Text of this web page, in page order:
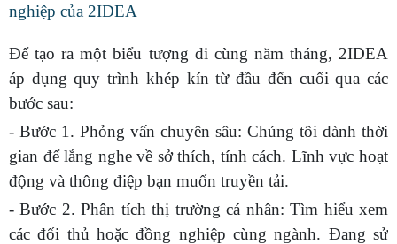
nghiệp của 2IDEA
Để tạo ra một biểu tượng đi cùng năm tháng, 2IDEA
áp dụng quy trình khép kín từ đầu đến cuối qua các
bước sau:
- Bước 1. Phỏng vấn chuyên sâu: Chúng tôi dành thời
gian để lắng nghe về sở thích, tính cách. Lĩnh vực hoạt
động và thông điệp bạn muốn truyền tải.
- Bước 2. Phân tích thị trường cá nhân: Tìm hiểu xem
các đối thủ hoặc đồng nghiệp cùng ngành. Đang sử